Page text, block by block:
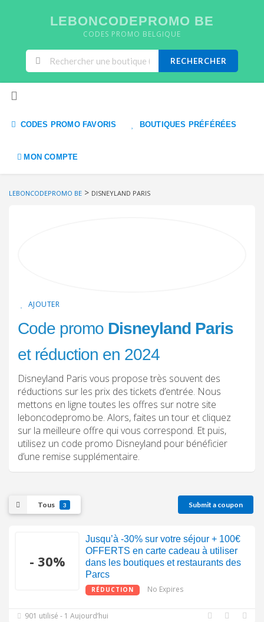
LEBONCODEPROMO BE
CODES PROMO BELGIQUE
RECHERCHER
CODES PROMO FAVORIS BOUTIQUES PRÉFÉRÉES
MON COMPTE
LEBONCODEPROMO BE > DISNEYLAND PARIS
AJOUTER
Code promo Disneyland Paris
et réduction en 2024
Disneyland Paris vous propose très souvent des
réductions sur les prix des tickets d’entrée. Nous
mettons en ligne toutes les offres sur notre site
leboncodepromo.be. Alors, faites un tour et cliquez
sur la meilleure offre qui vous correspond. Et puis,
utilisez un code promo Disneyland pour bénéficier
d’une remise supplémentaire.
Tous 3 Submit a coupon
- 30%
Jusqu’à -30% sur votre séjour + 100€
OFFERTS en carte cadeau à utiliser
dans les boutiques et restaurants des
Parcs
RÉDUCTION No Expires
901 utilisé - 1 Aujourd’hui